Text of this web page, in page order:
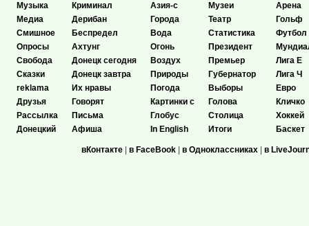
Музыка
Медиа
Смишное
Опросы
Свобода
Сказки
reklama
Друзья
Рассылка
Донецкий
Криминал
Дерибан
Беспредел
Ахтунг
Донецк сегодня
Донецк завтра
Их нравы
Говорят
Письма
Афиша
Азия-с
Города
Вода
Огонь
Воздух
Природы
Погода
Картинки с
Глобус
In English
Музеи
Театр
Статистика
Президент
Премьер
Губернатор
Выборы
Голова
Столица
Итоги
Арена
Гольф
Футбол
Лига Е
Лига Ч
Евро
Кличко
Хоккей
Баскет
вКонтакте в FaceBook в Одноклассниках в